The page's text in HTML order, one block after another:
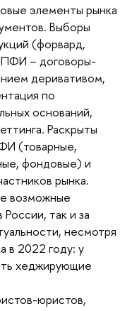
элементы рынка
ыборы
(форвард,
– договоры-
деривативом,
по
оснований,
Раскрыты
(товарные,
фондовые) и
рынка.
возможные
так и за
несмотря
в 2022 году: у
хеджирующие
юристов,